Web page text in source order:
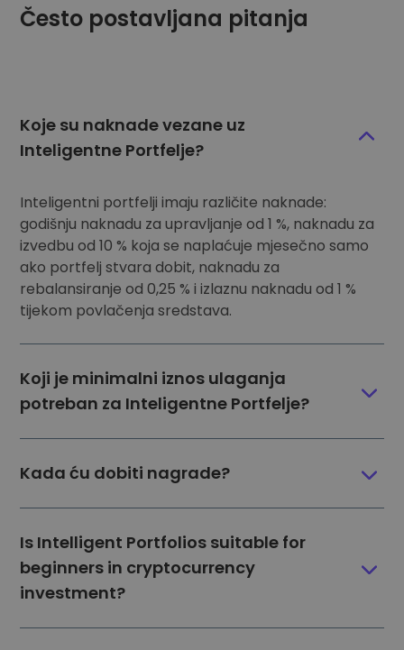
Često postavljana pitanja
Koje su naknade vezane uz
Inteligentne Portfelje?
Inteligentni portfelji imaju različite naknade:
godišnju naknadu za upravljanje od 1 %, naknadu za
izvedbu od 10 % koja se naplaćuje mjesečno samo
ako portfelj stvara dobit, naknadu za
rebalansiranje od 0,25 % i izlaznu naknadu od 1 %
tijekom povlačenja sredstava.
Koji je minimalni iznos ulaganja
potreban za Inteligentne Portfelje?
Kada ću dobiti nagrade?
Is Intelligent Portfolios suitable for
beginners in cryptocurrency
investment?